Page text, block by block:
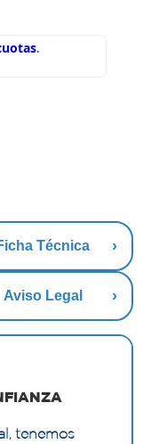
Técnica
Aviso Legal
tenemos